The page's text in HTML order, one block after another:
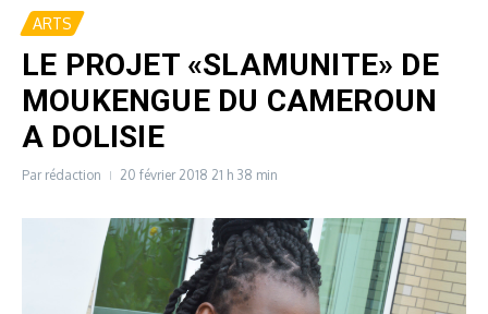
ARTS
LE PROJET «SLAMUNITE» DE
MOUKENGUE DU CAMEROUN
A DOLISIE
Par rédaction 20 février 2018 21 h 38 min